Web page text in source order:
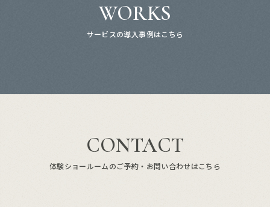
WORKS
サービスの導入事例はこちら
CONTACT
体験ショールームのご予約・お問い合わせはこちら